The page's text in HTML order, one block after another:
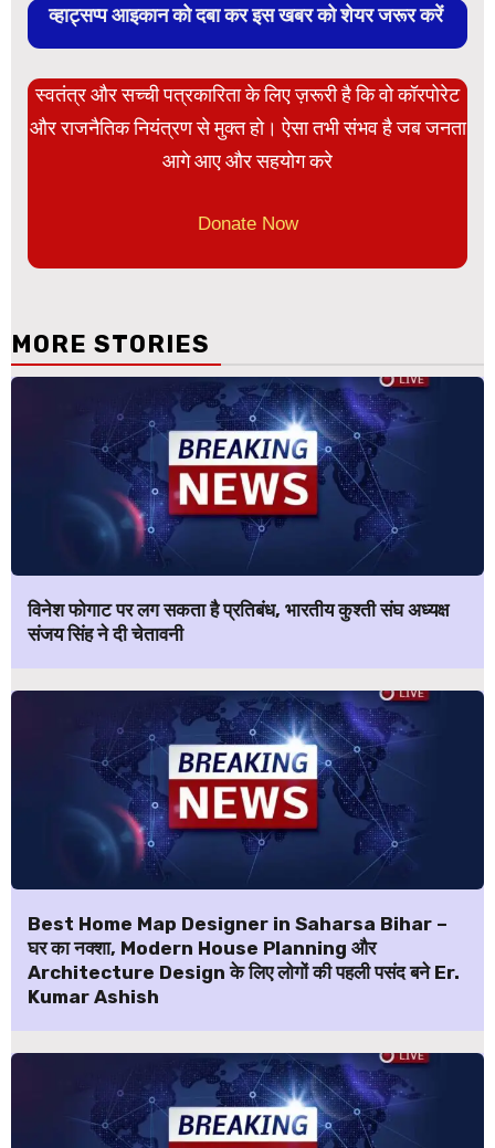
व्हाट्सप्प आइकान को दबा कर इस खबर को शेयर जरूर करें
स्वतंत्र और सच्ची पत्रकारिता के लिए ज़रूरी है कि वो कॉरपोरेट
और राजनैतिक नियंत्रण से मुक्त हो। ऐसा तभी संभव है जब जनता
आगे आए और सहयोग करे
Donate Now
MORE STORIES
विनेश फोगाट पर लग सकता है प्रतिबंध, भारतीय कुश्ती संघ अध्यक्ष
संजय सिंह ने दी चेतावनी
Best Home Map Designer in Saharsa Bihar –
घर का नक्शा, Modern House Planning और
Architecture Design के लिए लोगों की पहली पसंद बने Er.
Kumar Ashish